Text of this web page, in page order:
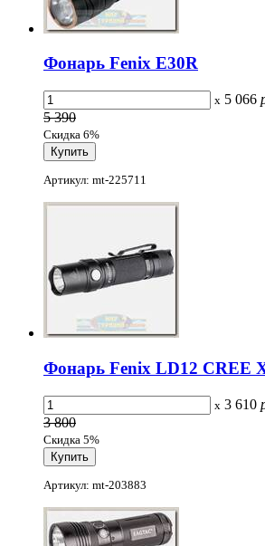
Фонарь Fenix E30R
x 5 066
5 390
Скидка 6%
Артикул: mt-225711
Фонарь Fenix LD12 CREE
x 3 610
3 800
Скидка 5%
Артикул: mt-203883